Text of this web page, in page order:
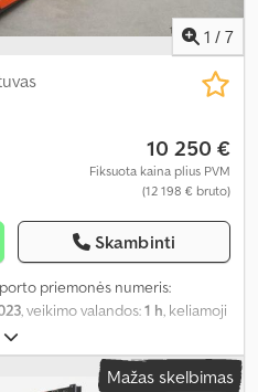
1 / 7
10 250 €
Fiksuota kaina plius PVM
(12 198 € bruto)
Skambinti
priemonės numeris:
, veikimo valandos:1 h, keliamoji
600 mm
laikiklio plotis:520 mm, šakių
, bendras ilgis:2 600 mm,
Mažas skelbimas